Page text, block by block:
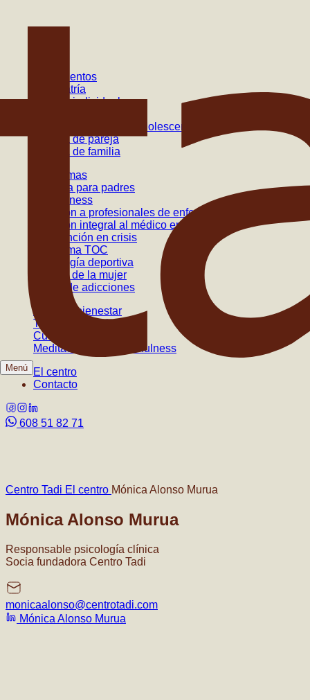
Menú
Tratamientos
Psiquiatría
Terapia individual
Terapia para niños y adolescentes
Terapia de pareja
Terapia de familia
Programas
Escuela para padres
Mindfulness
Atención a profesionales de enfermería
Atención integral al médico enfermo
Intervención en crisis
Programa TOC
Psicología deportiva
Unidad de la mujer
Grupo de adicciones
Espacio bienestar
Técnicas de relajación
Cuentos y metáforas
Meditaciones de mindfulness
El centro
Contacto
608 51 82 71
Centro Tadi El centro Mónica Alonso Murua
Mónica Alonso Murua
Responsable psicología clínica
Socia fundadora Centro Tadi
monicaalonso@centrotadi.com
Mónica Alonso Murua